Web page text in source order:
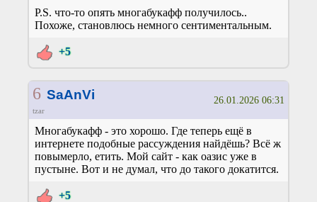
P.S. что-то опять многабукафф получилось..
Похоже, становлюсь немного сентиментальным.
+5
6 SaAnVi
tzar
26.01.2026 06:31
Многабукафф - это хорошо. Где теперь ещё в
интернете подобные рассуждения найдёшь? Всё ж
повымерло, етить. Мой сайт - как оазис уже в
пустыне. Вот и не думал, что до такого докатится.
+5